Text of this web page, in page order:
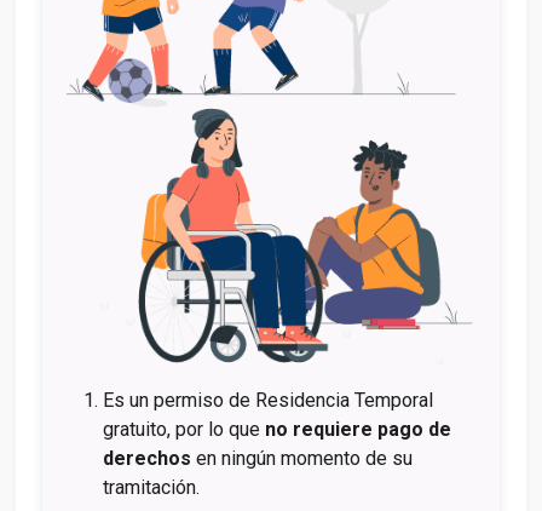
Es un permiso de Residencia Temporal
gratuito, por lo que no requiere pago de
derechos en ningún momento de su
tramitación.